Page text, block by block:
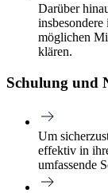
Darüber
möglichen
klären.
Schulung und
Um
effektiv in
umfassende